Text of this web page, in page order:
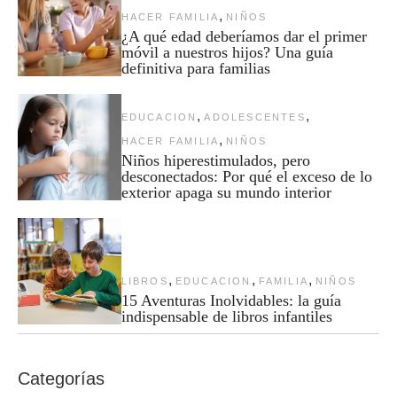
HACER FAMILIA , NIÑOS
¿A qué edad deberíamos dar el primer
móvil a nuestros hijos? Una guía
definitiva para familias
EDUCACION , ADOLESCENTES ,
HACER FAMILIA , NIÑOS
Niños hiperestimulados, pero
desconectados: Por qué el exceso de lo
exterior apaga su mundo interior
LIBROS , EDUCACION , FAMILIA , NIÑOS
15 Aventuras Inolvidables: la guía
indispensable de libros infantiles
Categorías